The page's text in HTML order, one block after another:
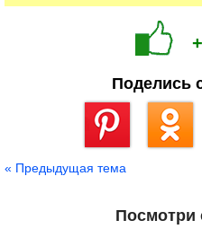
Поделись
« Предыдущая тема
Посмотри